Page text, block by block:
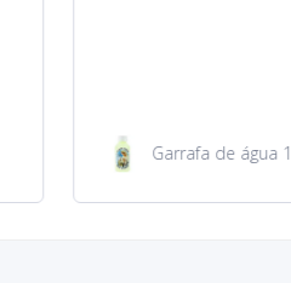
São Jacinto 23 cm